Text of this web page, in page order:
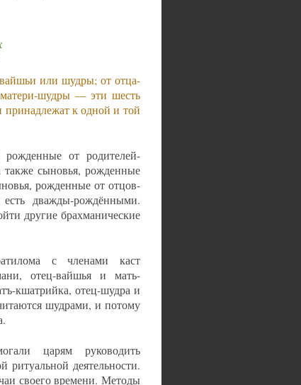
или шудры; от отца-
шудры — эти шесть
принадлежат к одной и той
от родителей-
сыновья, рожденные
рожденные от отцов-
дважды-рождёнными.
другие брахманические
с членами каст
отец-вайшья и мать-
кшатрийка, отец-шудра и
шудрами, и потому
царям руководить
ритуальной деятельности.
своего времени. Методы